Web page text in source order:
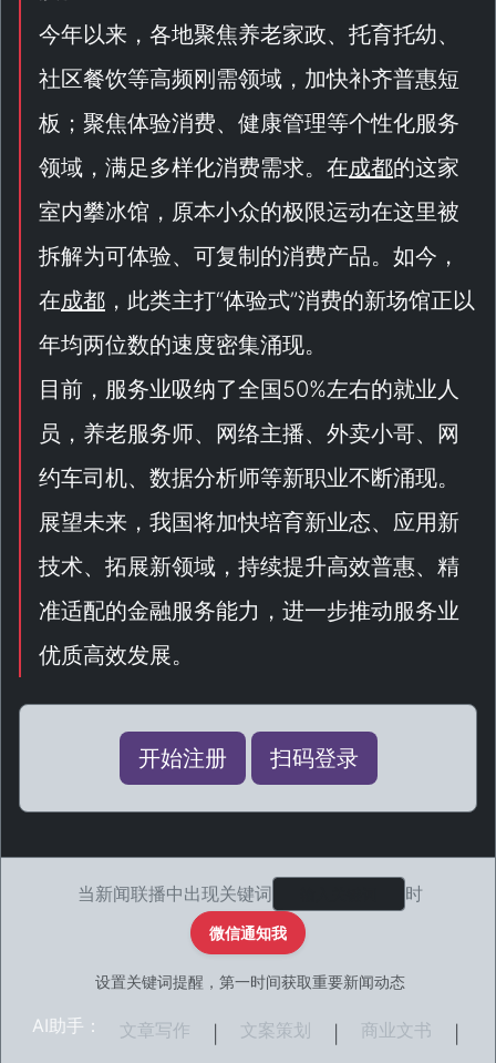
今年以来，各地聚焦养老家政、托育托幼、
社区餐饮等高频刚需领域，加快补齐普惠短
板；聚焦体验消费、健康管理等个性化服务
领域，满足多样化消费需求。在成都的这家
室内攀冰馆，原本小众的极限运动在这里被
拆解为可体验、可复制的消费产品。如今，
在成都 ，此类主打“体验式”消费的新场馆正以
年均两位数的速度密集涌现。
目前，服务业吸纳了全国50%左右的就业人
员，养老服务师、网络主播、外卖小哥、网
约车司机、数据分析师等新职业不断涌现。
展望未来，我国将加快培育新业态、应用新
技术、拓展新领域，持续提升高效普惠、精
准适配的金融服务能力，进一步推动服务业
优质高效发展。
开始注册 扫码登录
当新闻联播中出现关键词 时
微信通知我
设置关键词提醒，第一时间获取重要新闻动态
AI助手： 文章写作 文案策划 商业文书